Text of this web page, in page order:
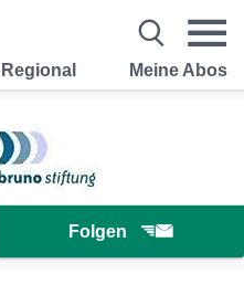
Regional Meine Abos
Folgen